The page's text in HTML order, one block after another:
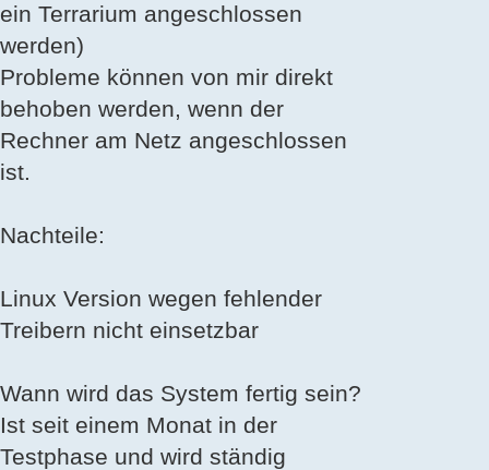
ein Terrarium angeschlossen
werden)
Probleme können von mir direkt
behoben werden, wenn der
Rechner am Netz angeschlossen
ist.
Nachteile:
Linux Version wegen fehlender
Treibern nicht einsetzbar
Wann wird das System fertig sein?
Ist seit einem Monat in der
Testphase und wird ständig